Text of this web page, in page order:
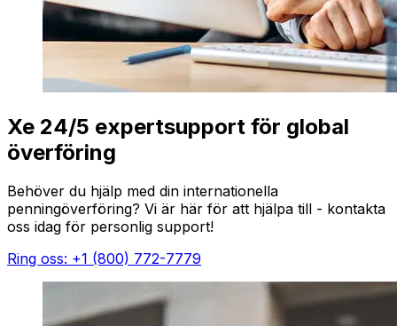
Xe 24/5 expertsupport för global
överföring
Behöver du hjälp med din internationella
penningöverföring? Vi är här för att hjälpa till - kontakta
oss idag för personlig support!
Ring oss: +1 (800) 772-7779